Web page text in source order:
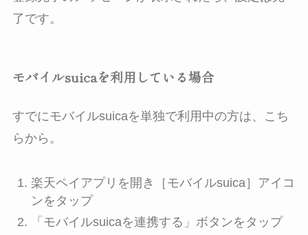
了です。
モバイルsuicaを利用している場合
すでにモバイルsuicaを単独で利用中の方は、こち
らから。
楽天ペイアプリを開き［モバイルsuica］アイコ
ンをタップ
「モバイルsuicaを連携する」ボタンをタップ